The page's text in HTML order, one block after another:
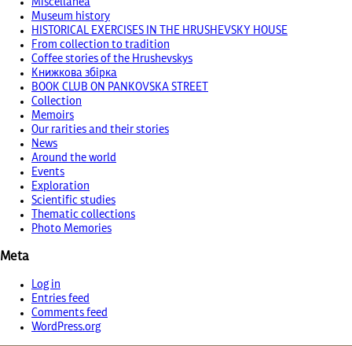
Museum history
HISTORICAL EXERCISES IN THE HRUSHEVSKY HOUSE
From collection to tradition
Coffee stories of the Hrushevskys
Книжкова збірка
BOOK CLUB ON PANKOVSKA STREET
Collection
Memoirs
Our rarities and their stories
News
Around the world
Events
Exploration
Scientific studies
Thematic collections
Photo Memories
Meta
Log in
Entries feed
Comments feed
WordPress.org